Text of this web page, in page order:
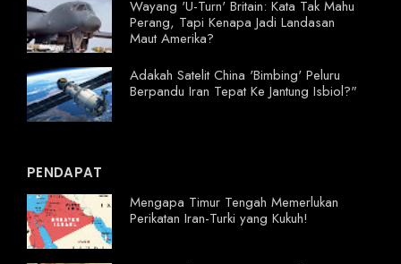
Wayang 'U-Turn' Britain: Kata Tak Mahu
Perang, Tapi Kenapa Jadi Landasan
Maut Amerika?
Adakah Satelit China 'Bimbing' Peluru
Berpandu Iran Tepat Ke Jantung Isbiol?"
PENDAPAT
Mengapa Timur Tengah Memerlukan
Perikatan Iran-Turki yang Kukuh!